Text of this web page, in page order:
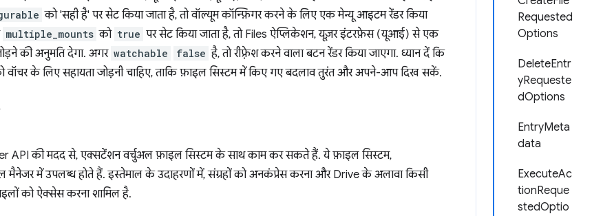
Requested
Options
DeleteEntr
yRequeste
dOptions
EntryMeta
data
ExecuteAc
tionReque
stedOptio
को 'सही है' पर सेट किया जाता है, तो वॉल्यूम कॉन्फ़िगर करने के लिए एक मेन्यू आइटम रेंडर किया
multiple_mounts को true पर सेट किया जाता है, तो Files ऐप्लिकेशन, यूज़र इंटरफ़ेस (यूआई) से एक
की अनुमति देगा. अगर watchable false है, तो रीफ़्रेश करने वाला बटन रेंडर किया जाएगा. ध्यान दें कि
के लिए सहायता जोड़नी चाहिए, ताकि फ़ाइल सिस्टम में किए गए बदलाव तुरंत और अपने-आप दिख सकें.
API की मदद से, एक्सटेंशन वर्चुअल फ़ाइल सिस्टम के साथ काम कर सकते हैं. ये फ़ाइल सिस्टम,
मैनेजर में उपलब्ध होते हैं. इस्तेमाल के उदाहरणों में, संग्रहों को अनकंप्रेस करना और Drive के अलावा किसी
को ऐक्सेस करना शामिल है.